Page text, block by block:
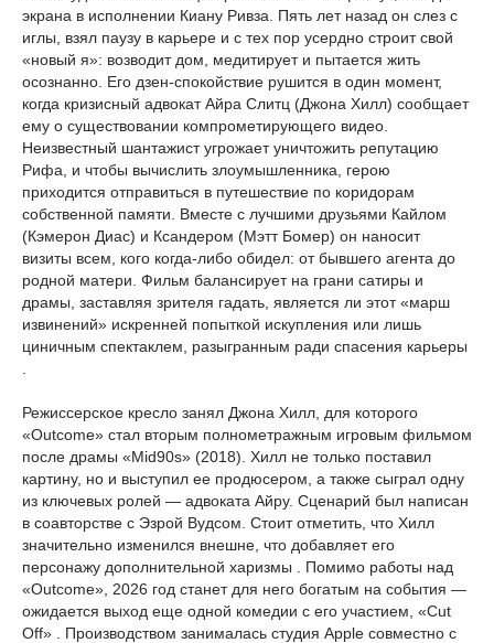
экрана в исполнении Киану Ривза. Пять лет назад он слез с
иглы, взял паузу в карьере и с тех пор усердно строит свой
«новый я»: возводит дом, медитирует и пытается жить
осознанно. Его дзен-спокойствие рушится в один момент,
когда кризисный адвокат Айра Слитц (Джона Хилл) сообщает
ему о существовании компрометирующего видео.
Неизвестный шантажист угрожает уничтожить репутацию
Рифа, и чтобы вычислить злоумышленника, герою
приходится отправиться в путешествие по коридорам
собственной памяти. Вместе с лучшими друзьями Кайлом
(Кэмерон Диас) и Ксандером (Мэтт Бомер) он наносит
визиты всем, кого когда-либо обидел: от бывшего агента до
родной матери. Фильм балансирует на грани сатиры и
драмы, заставляя зрителя гадать, является ли этот «марш
извинений» искренней попыткой искупления или лишь
циничным спектаклем, разыгранным ради спасения карьеры
Режиссерское кресло занял Джона Хилл, для которого
«Outcome» стал вторым полнометражным игровым фильмом
после драмы «Mid90s» (2018). Хилл не только поставил
картину, но и выступил ее продюсером, а также сыграл одну
из ключевых ролей — адвоката Айру. Сценарий был написан
в соавторстве с Эзрой Вудсом. Стоит отметить, что Хилл
значительно изменился внешне, что добавляет его
персонажу дополнительной харизмы . Помимо работы над
«Outcome», 2026 год станет для него богатым на события —
ожидается выход еще одной комедии с его участием, «Cut
Off» . Производством занималась студия Apple совместно с